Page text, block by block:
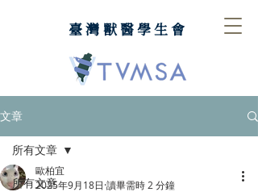
臺灣獸醫學生會
文章
所有文章
所有文章
歐柏宜
2025年9月18日 讀畢需時 2 分鐘